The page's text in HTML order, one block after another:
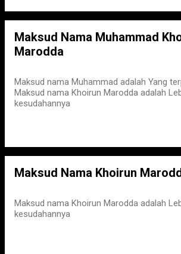
Maksud Nama Muhammad
Marodda
Maksud nama Muhammad adalah Yang
Maksud nama Khoirun Marodda adalah
kesudahannya
Maksud Nama Khoirun
Maksud nama Khoirun Marodda adalah
kesudahannya